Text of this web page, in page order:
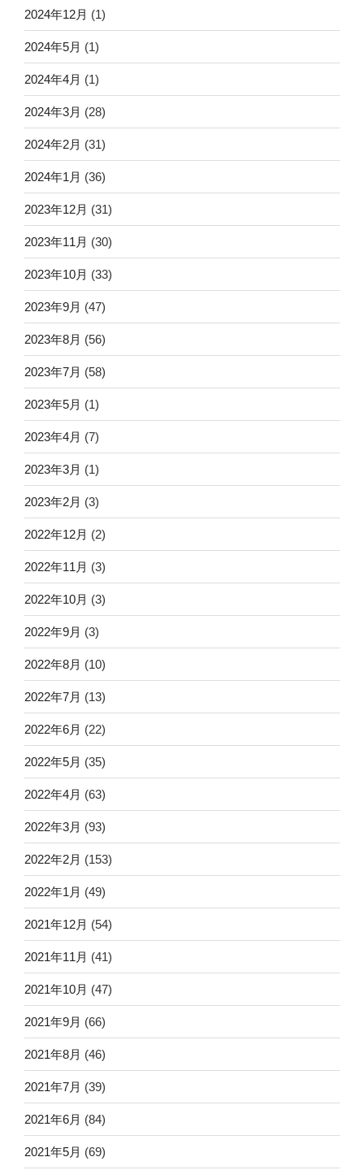
2024年12月 (1)
2024年5月 (1)
2024年4月 (1)
2024年3月 (28)
2024年2月 (31)
2024年1月 (36)
2023年12月 (31)
2023年11月 (30)
2023年10月 (33)
2023年9月 (47)
2023年8月 (56)
2023年7月 (58)
2023年5月 (1)
2023年4月 (7)
2023年3月 (1)
2023年2月 (3)
2022年12月 (2)
2022年11月 (3)
2022年10月 (3)
2022年9月 (3)
2022年8月 (10)
2022年7月 (13)
2022年6月 (22)
2022年5月 (35)
2022年4月 (63)
2022年3月 (93)
2022年2月 (153)
2022年1月 (49)
2021年12月 (54)
2021年11月 (41)
2021年10月 (47)
2021年9月 (66)
2021年8月 (46)
2021年7月 (39)
2021年6月 (84)
2021年5月 (69)